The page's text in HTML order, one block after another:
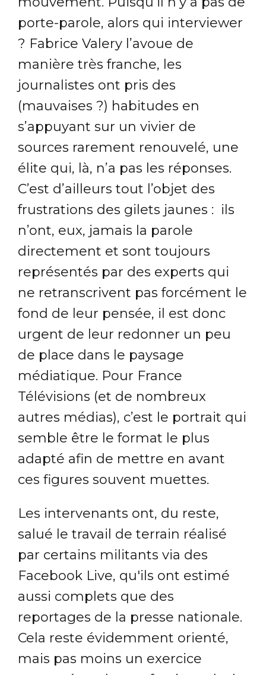
porte-parole, alors qui interviewer
? Fabrice Valery l’avoue de
manière très franche, les
journalistes ont pris des
(mauvaises ?) habitudes en
s’appuyant sur un vivier de
sources rarement renouvelé, une
élite qui, là, n’a pas les réponses.
C’est d’ailleurs tout l’objet des
frustrations des gilets jaunes : ils
n’ont, eux, jamais la parole
directement et sont toujours
représentés par des experts qui
ne retranscrivent pas forcément le
fond de leur pensée, il est donc
urgent de leur redonner un peu
de place dans le paysage
médiatique. Pour France
Télévisions (et de nombreux
autres médias), c’est le portrait qui
semble être le format le plus
adapté afin de mettre en avant
ces figures souvent muettes.
Les intervenants ont, du reste,
salué le travail de terrain réalisé
par certains militants via des
Facebook Live, qu'ils ont estimé
aussi complets que des
reportages de la presse nationale.
Cela reste évidemment orienté,
mais pas moins un exercice